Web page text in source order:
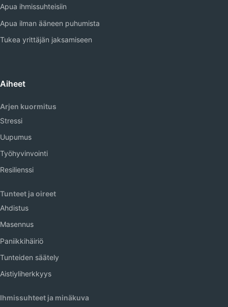
Apua ihmissuhteisiin
Apua ilman ääneen puhumista
Tukea yrittäjän jaksamiseen
Aiheet
Arjen kuormitus
Stressi
Uupumus
Työhyvinvointi
Resilienssi
Tunteet ja oireet
Ahdistus
Masennus
Paniikkihäiriö
Tunteiden säätely
Aistiyliherkkyys
Ihmissuhteet ja minäkuva